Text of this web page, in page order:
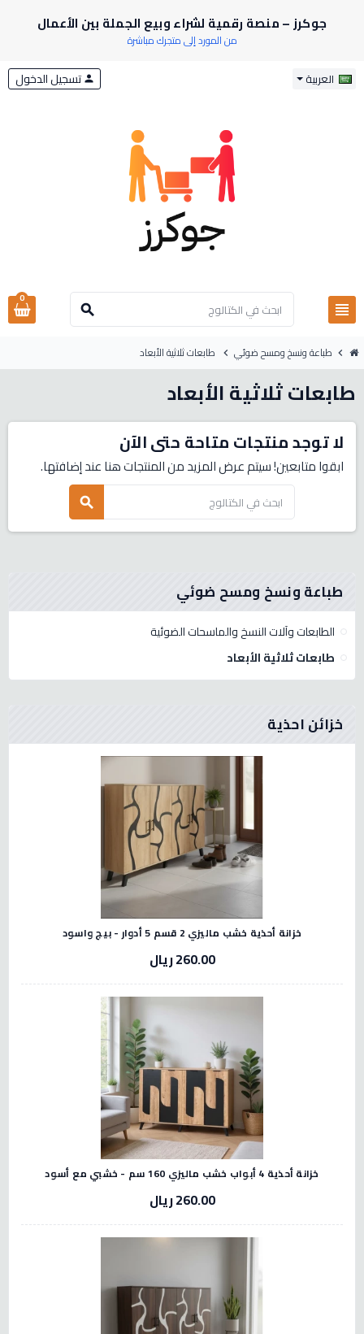
جوكرز – منصة رقمية لشراء وبيع الجملة بين الأعمال
من المورد إلى متجرك مباشرة
العربية
view_headline
search
person تسجيل الدخول
0
chevron_right طباعة ونسخ ومسح ضوئي chevron_right طابعات ثلاثية الأبعاد
طباعة ونسخ ومسح ضوئي
الطابعات وآلات النسخ والماسحات الضوئية
طابعات ثلاثية الأبعاد
خزائن احذية
خزانة أحذية خشب ماليزي 2 قسم 5 أدوار - بيج واسود
260.00 ريال
خزانة أحذية 4 أبواب خشب ماليزي 160 سم - خشبي مع أسود
260.00 ريال
طابعات ثلاثية الأبعاد
لا توجد منتجات متاحة حتى الآن
ابقوا متابعين! سيتم عرض المزيد من المنتجات هنا عند إضافتها.
search